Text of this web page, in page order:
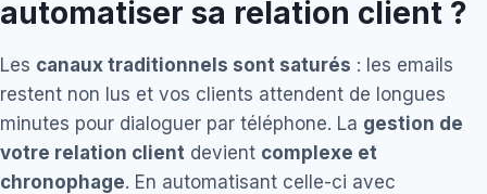
automatiser sa relation client ?
Les canaux traditionnels sont saturés : les emails
restent non lus et vos clients attendent de longues
minutes pour dialoguer par téléphone. La gestion de
votre relation client devient complexe et
chronophage. En automatisant celle-ci avec